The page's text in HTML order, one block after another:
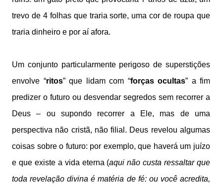
trevo de 4 folhas que traria sorte, uma cor de roupa que
traria dinheiro e por aí afora.
Um conjunto particularmente perigoso de superstições
envolve “ritos” que lidam com “forças ocultas” a fim
predizer o futuro ou desvendar segredos sem recorrer a
Deus – ou supondo recorrer a Ele, mas de uma
perspectiva não cristã, não filial. Deus revelou algumas
coisas sobre o futuro: por exemplo, que haverá um juízo
e que existe a vida eterna (aqui não custa ressaltar que
toda revelação divina é matéria de fé: ou você acredita,